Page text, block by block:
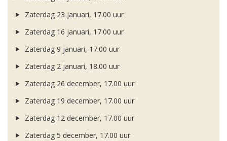
Zaterdag 23 januari, 17.00 uur
Zaterdag 16 januari, 17.00 uur
Zaterdag 9 januari, 17.00 uur
Zaterdag 2 januari, 18.00 uur
Zaterdag 26 december, 17.00 uur
Zaterdag 19 december, 17.00 uur
Zaterdag 12 december, 17.00 uur
Zaterdag 5 december, 17.00 uur